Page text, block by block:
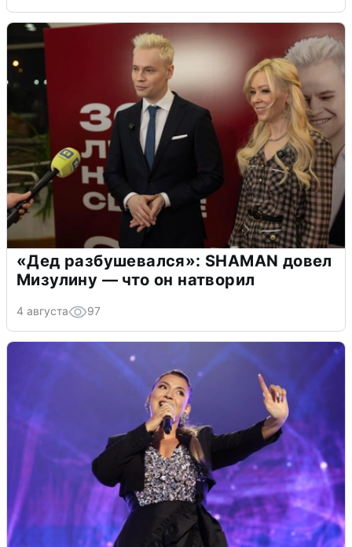
«Дед разбушевался»: SHAMAN довел
Мизулину — что он натворил
4 августа 97